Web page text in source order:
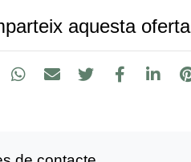
aquesta oferta